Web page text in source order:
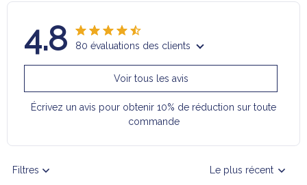
4.8 80 évaluations des clients
Voir tous les avis
Écrivez un avis pour obtenir 10% de réduction sur toute
commande
Filtres Le plus récent